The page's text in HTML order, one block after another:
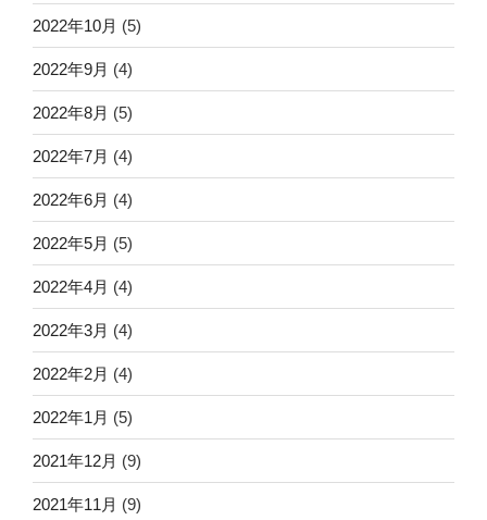
2022年10月 (5)
2022年9月 (4)
2022年8月 (5)
2022年7月 (4)
2022年6月 (4)
2022年5月 (5)
2022年4月 (4)
2022年3月 (4)
2022年2月 (4)
2022年1月 (5)
2021年12月 (9)
2021年11月 (9)